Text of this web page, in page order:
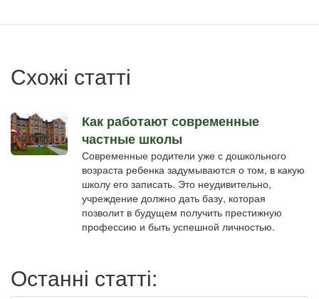
записи
Схожі статті
Как работают современные
частные школы
Современные родители уже с дошкольного
возраста ребенка задумываются о том, в какую
школу его записать. Это неудивительно,
учреждение должно дать базу, которая
позволит в будущем получить престижную
профессию и быть успешной личностью.
Останні статті: